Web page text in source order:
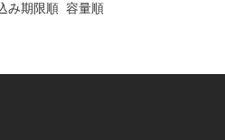
み期限順 容量順